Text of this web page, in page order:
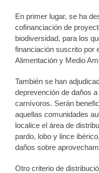
En primer lugar, se ha
cofinanciación de
biodiversidad, para los
financiación suscrito por
Alimentación y Medio
También se han
deprevención de daños
carnívoros. Serán
aquellas comunidades
localice el área de
pardo, lobo y lince
daños sobre
Otro criterio de